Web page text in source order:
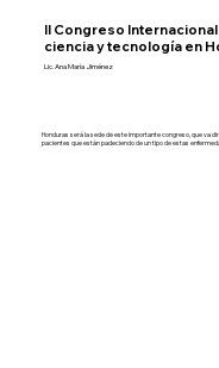
II Congreso
ciencia y tecnología en
Lic. Ana María Jiménez
Honduras será la sede de este importante congreso, que va
pacientes que están padeciendo de un tipo de estas